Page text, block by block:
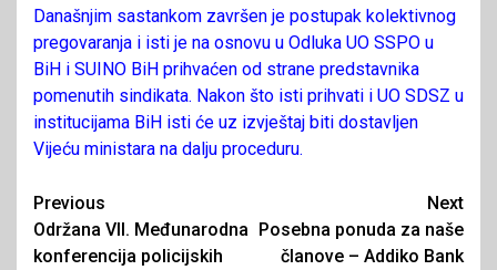
Današnjim sastankom završen je postupak kolektivnog
pregovaranja i isti je na osnovu u Odluka UO SSPO u
BiH i SUINO BiH prihvaćen od strane predstavnika
pomenutih sindikata. Nakon što isti prihvati i UO SDSZ u
institucijama BiH isti će uz izvještaj biti dostavljen
Vijeću ministara na dalju proceduru.
Continue
Reading
Previous
Održana VII. Međunarodna
konferencija policijskih
Next
Posebna ponuda za naše
članove – Addiko Bank